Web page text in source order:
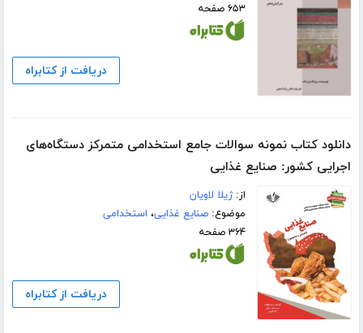
۶۵۳ صفحه
دریافت از کتابراه
دانلود کتاب نمونه سوالات جامع استخدامی متمرکز دستگاه‌های
اجرایی کشور: صنایع غذایی
از:ژیلا لاویان
موضوع:صنایع غذایی، استخدامی
۳۶۴ صفحه
دریافت از کتابراه